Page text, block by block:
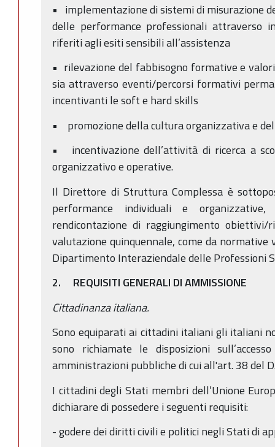
• implementazione di sistemi di misurazione
delle performance professionali attraverso
riferiti agli esiti sensibili all’assistenza
• rilevazione del fabbisogno formative e
sia attraverso eventi/percorsi formativi
incentivanti le soft e hard skills
• promozione della cultura organizzativa e
• incentivazione dell’attività di ricerca a
organizzativo e operative.
Il Direttore di Struttura Complessa è
performance individuali e
rendicontazione di raggiungimento
valutazione quinquennale, come da
Dipartimento Interaziendale delle Professioni
2. REQUISITI GENERALI DI AMMISSIONE
Cittadinanza italiana.
Sono equiparati ai cittadini italiani gli italiani
sono richiamate le disposizioni
amministrazioni pubbliche di cui all'art. 38 del
I cittadini degli Stati membri dell’Unione
dichiarare di possedere i seguenti requisiti:
- godere dei diritti civili e politici negli Stati di